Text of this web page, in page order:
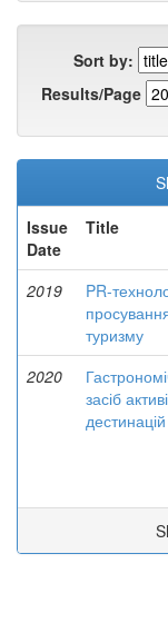
Sort by:
Results/Page
Issue
Date
Title
2019
PR-
туризму
2020
засіб
дестинацій